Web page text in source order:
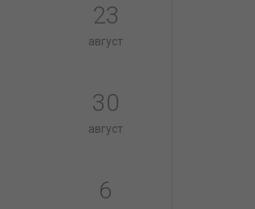
23
август
30
август
6